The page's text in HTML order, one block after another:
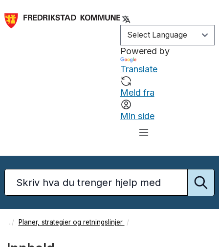
Powered by
Translate
Meld fra
Min side
Planer, strategier og retningslinjer